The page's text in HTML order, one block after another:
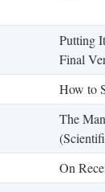
Putting
Final
How to
The
On